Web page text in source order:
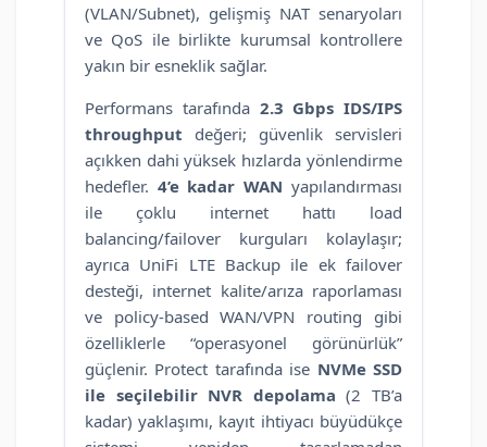
(VLAN/Subnet), gelişmiş NAT senaryoları
ve QoS ile birlikte kurumsal kontrollere
yakın bir esneklik sağlar.
Performans tarafında 2.3 Gbps IDS/IPS
throughput değeri; güvenlik servisleri
açıkken dahi yüksek hızlarda yönlendirme
hedefler. 4’e kadar WAN yapılandırması
ile çoklu internet hattı load
balancing/failover kurguları kolaylaşır;
ayrıca UniFi LTE Backup ile ek failover
desteği, internet kalite/arıza raporlaması
ve policy-based WAN/VPN routing gibi
özelliklerle “operasyonel görünürlük”
güçlenir. Protect tarafında ise NVMe SSD
ile seçilebilir NVR depolama (2 TB’a
kadar) yaklaşımı, kayıt ihtiyacı büyüdükçe